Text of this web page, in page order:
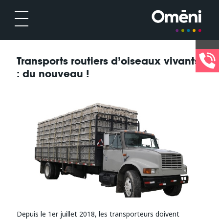
Transports routiers d’oiseaux vivants
: du nouveau !
Depuis le 1er juillet 2018, les transporteurs doivent